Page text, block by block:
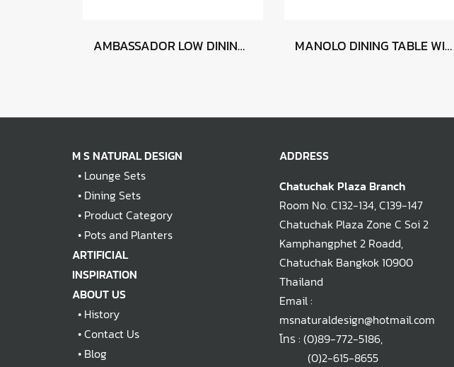
AMBASSADOR LOW DINING TABLE WITH CALPI MANOLO DINING TABLE WITH RHODOS
M S NATURAL DESIGN
• Lounge Sets
• Dining Sets
• Product Category
• Pots and Planters
ARTIFICIAL
INSPIRATION
ABOUT US
• History
•Contact Us
• Blog
ADDRESS
Chatuchak Plaza Branch
Room No. C132-134, C139-147
Chatuchak Plaza Zone C Soi 2
Kamphangphet 2 Roadd,
Chatuchak Bangkok 10900
Thailand
Email :
msnaturaldesign@hotmail.com
โทร : (0)89-772-5186,
(0)2-615-8655